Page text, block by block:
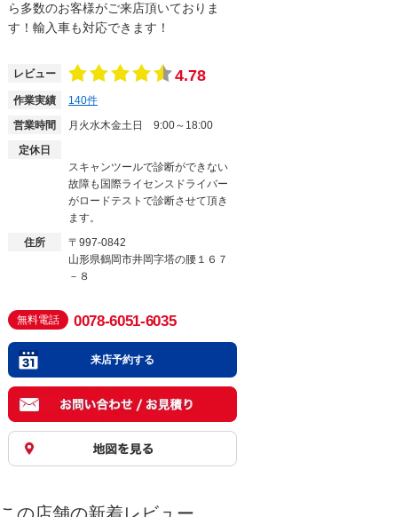
ら多数のお客様がご来店頂いておりま
す！輸入車も対応できます！
レビュー 4.78
作業実績 140件
営業時間
月火水木金土日
9:00～18:00
定休日
スキャンツールで診断ができない
故障も国際ライセンスドライバー
がロードテストで診断させて頂き
ます。
住所
〒997-0842
山形県鶴岡市井岡字塔の腰１６７
－８
無料電話 0078-6051-6035
来店予約する